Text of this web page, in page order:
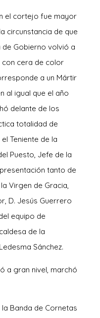
el cortejo fue mayor
circunstancia de que
Gobierno volvió a
cera de color
a un Mártir
al igual que el año
delante de los
totalidad de
Teniente de la
Puesto, Jefe de la
tanto de
Virgen de Gracia,
D. Jesús Guerrero
equipo de
de la
Sánchez.
a gran nivel, marchó
Banda de Cornetas